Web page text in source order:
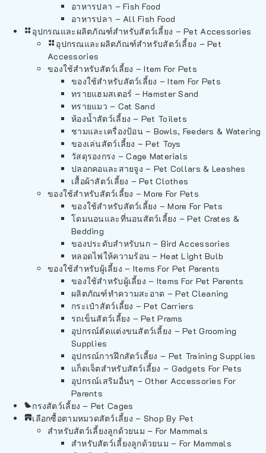
อาหารปลา – Fish Food
อาหารปลา – All Fish Food
อุปกรณและผลิตภัณฑ์สำหรับสัตว์เลี้ยง – Pet Accessories
อุปกรณและผลิตภัณฑ์สำหรับสัตว์เลี้ยง – Pet
Accessories
ของใช้สำหรับสัตว์เลี้ยง – Item For Pets
ของใช้สำหรับสัตว์เลี้ยง – Item For Pets
ทรายแฮมสเตอร์ – Hamster Sand
ทรายแมว – Cat Sand
ห้องน้ำสัตว์เลี้ยง – Pet Toilets
ชามและเครื่องป้อน – Bowls, Feeders & Watering
ของเล่นสัตว์เลี้ยง – Pet Toys
วัสดุรองกรง – Cage Materials
ปลอกคอและสายจูง – Pet Collars & Leashes
เสื้อผ้าสัตว์เลี้ยง – Pet Clothes
ของใช้สำหรับสัตว์เลี้ยง – More For Pets
ของใช้สำหรับสัตว์เลี้ยง – More For Pets
โดมนอนและที่นอนสัตว์เลี้ยง – Pet Crates &
Bedding
ของประดับสำหรับนก – Bird Accessories
หลอดไฟให้ความร้อน – Heat Light Bulb
ของใช้สำหรับผู้เลี้ยง – Items For Pet Parents
ของใช้สำหรับผู้เลี้ยง – Items For Pet Parents
ผลิตภัณฑ์ทำความสะอาด – Pet Cleaning
กระเป๋าสัตว์เลี้ยง – Pet Carriers
รถเข็นสัตว์เลี้ยง – Pet Prams
อุปกรณ์ตัดแต่งขนสัตว์เลี้ยง – Pet Grooming
Supplies
อุปกรณ์การฝึกสัตว์เลี้ยง – Pet Training Supplies
แก็ดเจ็ตสำหรับสัตว์เลี้ยง – Gadgets For Pets
อุปกรณ์เสริมอื่นๆ – Other Accessories For
Parents
กรงสัตว์เลี้ยง – Pet Cages
เลือกซื้อตามหมวดสัตว์เลี้ยง – Shop By Pet
สำหรับสัตว์เลี้ยงลูกด้วยนม – For Mammals
สำหรับสัตว์เลี้ยงลูกด้วยนม – For Mammals